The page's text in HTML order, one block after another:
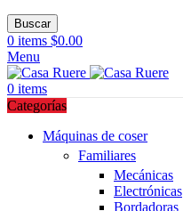
Buscar
0 items $0.00
Menu
0 items
Categorías
Máquinas de coser
Familiares
Mecánicas
Electrónicas
Bordadoras